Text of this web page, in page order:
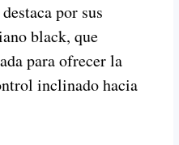
por sus
black, que
para ofrecer la
inclinado hacia